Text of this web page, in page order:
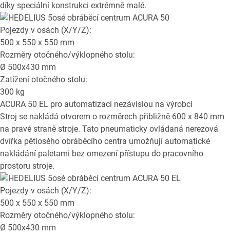
díky speciální konstrukci extrémně malé.
Pojezdy v osách (X/Y/Z):
500 x 550 x 550 mm
Rozměry otočného/výklopného stolu:
Ø 500x430 mm
Zatížení otočného stolu:
300 kg
ACURA 50 EL pro automatizaci nezávislou na výrobci
Stroj se nakládá otvorem o rozměrech přibližně 600 x 840 mm
na pravé straně stroje. Tato pneumaticky ovládaná nerezová
dvířka pětiosého obráběcího centra umožňují automatické
nakládání paletami bez omezení přístupu do pracovního
prostoru stroje.
Pojezdy v osách (X/Y/Z):
500 x 550 x 550 mm
Rozměry otočného/výklopného stolu:
Ø 500x430 mm